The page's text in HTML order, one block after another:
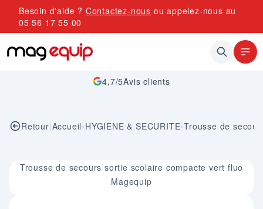
Allez au contenu
Besoin d'aide ? Contactez-nous ou appelez-nous au
05 56 17 55 00
4,7/5Avis clients
Retour|Accueil•HYGIENE & SECURITE•Trousse de
Image 1 sur 1
Trousse de secours sortie scolaire compacte vert fluo
Magequip